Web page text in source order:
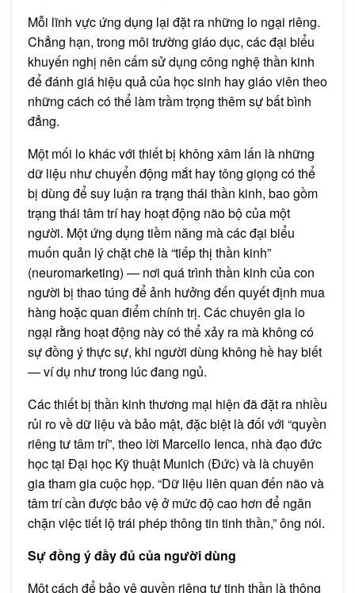
Mỗi lĩnh vực ứng dụng lại đặt ra những lo ngại riêng.
Chẳng hạn, trong môi trường giáo dục, các đại biểu
khuyến nghị nên cấm sử dụng công nghệ thần kinh
để đánh giá hiệu quả của học sinh hay giáo viên theo
những cách có thể làm trầm trọng thêm sự bất bình
đẳng.
Một mối lo khác với thiết bị không xâm lấn là những
dữ liệu như chuyển động mắt hay tông giọng có thể
bị dùng để suy luận ra trạng thái thần kinh, bao gồm
trạng thái tâm trí hay hoạt động não bộ của một
người. Một ứng dụng tiềm năng mà các đại biểu
muốn quản lý chặt chẽ là “tiếp thị thần kinh”
(neuromarketing) — nơi quá trình thần kinh của con
người bị thao túng để ảnh hưởng đến quyết định mua
hàng hoặc quan điểm chính trị. Các chuyên gia lo
ngại rằng hoạt động này có thể xảy ra mà không có
sự đồng ý thực sự, khi người dùng không hề hay biết
— ví dụ như trong lúc đang ngủ.
Các thiết bị thần kinh thương mại hiện đã đặt ra nhiều
rủi ro về dữ liệu và bảo mật, đặc biệt là đối với “quyền
riêng tư tâm trí”, theo lời Marcello Ienca, nhà đạo đức
học tại Đại học Kỹ thuật Munich (Đức) và là chuyên
gia tham gia cuộc họp. “Dữ liệu liên quan đến não và
tâm trí cần được bảo vệ ở mức độ cao hơn để ngăn
chặn việc tiết lộ trái phép thông tin tinh thần,” ông nói.
Sự đồng ý đầy đủ của người dùng
Một cách để bảo vệ quyền riêng tư tinh thần là thông